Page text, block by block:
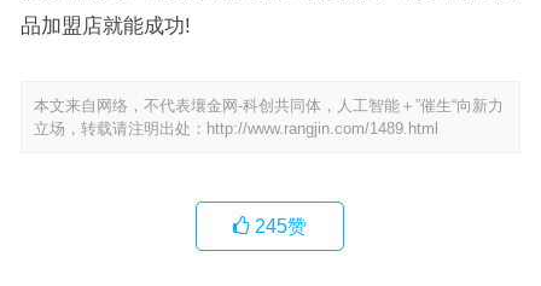
品加盟店就能成功!
本文来自网络，不代表壤金网-科创共同体，人工智能＋”催生“向新力
立场，转载请注明出处： http://www.rangjin.com/1489.html
245赞